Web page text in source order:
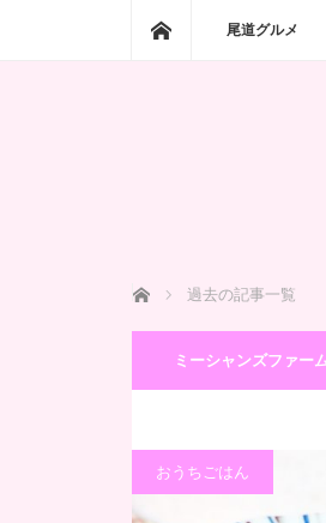
ホーム尾道グルメ
ホーム 過去の記事一覧
ミーシャンズファー
おうちごはん